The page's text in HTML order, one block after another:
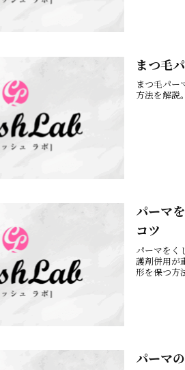
まつ毛
まつ毛パー
方法を解説
パーマ
コツ
パーマをく
護剤併用が
形を保つ方
パーマ